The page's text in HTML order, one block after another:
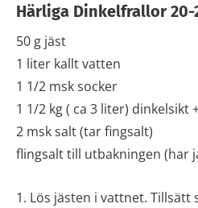
Härliga Dinkelfrallor 20-
50 g jäst
1 liter kallt vatten
1 1/2 msk socker
1 1/2 kg ( ca 3 liter) dinkelsikt
2 msk salt (tar fingsalt)
flingsalt till utbakningen (har
1. Lös jästen i vattnet.